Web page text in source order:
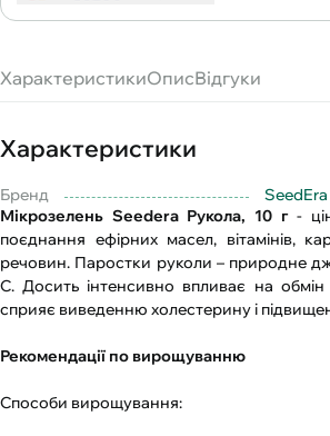
ХарактеристикиОписВідгуки
Характеристики
Бренд
SeedEra
Мікрозелень Seedеra Рукола, 10 г-
поєднання ефірних масел, вітамінів,
речовин. Паростки руколи – природне
С. Досить інтенсивно впливає на обмін
сприяє виведенню холестерину і
Рекомендації по вирощуванню
Способи вирощування: